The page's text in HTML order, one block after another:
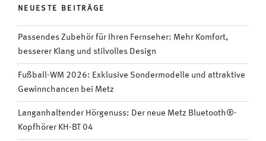
NEUESTE BEITRÄGE
Passendes Zubehör für Ihren Fernseher: Mehr Komfort,
besserer Klang und stilvolles Design
Fußball-WM 2026: Exklusive Sondermodelle und attraktive
Gewinnchancen bei Metz
Langanhaltender Hörgenuss: Der neue Metz Bluetooth®-
Kopfhörer KH-BT 04